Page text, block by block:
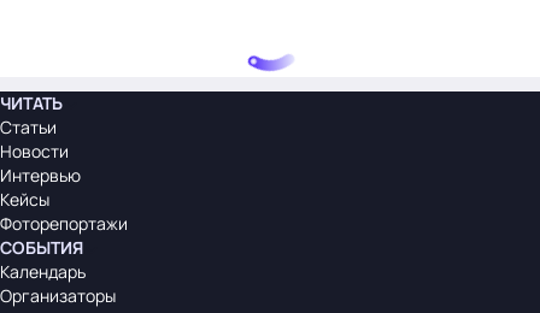
ЧИТАТЬ
Статьи
Новости
Интервью
Кейсы
Фоторепортажи
СОБЫТИЯ
Календарь
Организаторы